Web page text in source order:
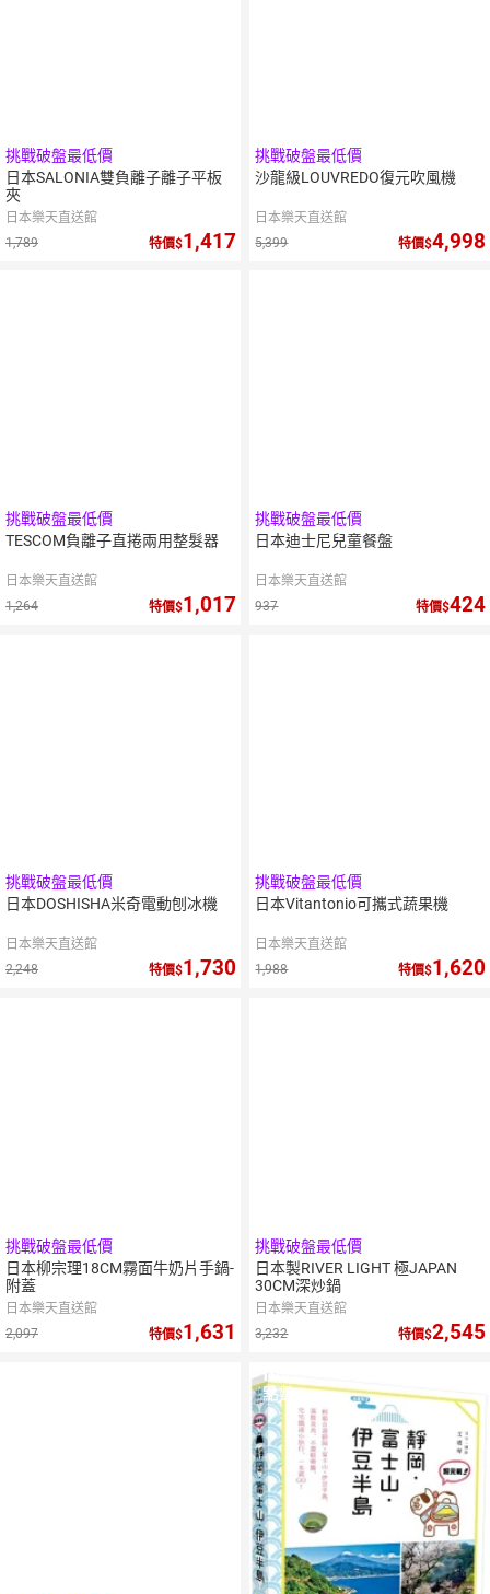
挑戰破盤最低價
日本SALONIA雙負離子離子平板
夾
日本樂天直送館
1,789
特價 1,417
挑戰破盤最低價
沙龍級LOUVREDO復元吹風機
日本樂天直送館
5,399
特價 4,998
挑戰破盤最低價
TESCOM負離子直捲兩用整髮器
日本樂天直送館
1,264
特價 1,017
挑戰破盤最低價
日本迪士尼兒童餐盤
日本樂天直送館
937
特價 424
挑戰破盤最低價
日本DOSHISHA米奇電動刨冰機
日本樂天直送館
2,248
特價 1,730
挑戰破盤最低價
日本Vitantonio可攜式蔬果機
日本樂天直送館
1,988
特價 1,620
挑戰破盤最低價
日本柳宗理18CM霧面牛奶片手鍋-
附蓋
日本樂天直送館
2,097
特價 1,631
挑戰破盤最低價
日本製RIVER LIGHT 極JAPAN
30CM深炒鍋
日本樂天直送館
3,232
特價 2,545
10
點數